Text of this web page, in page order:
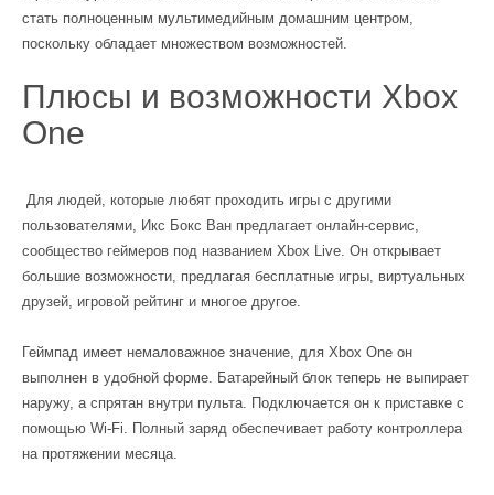
стать полноценным мультимедийным домашним центром,
поскольку обладает множеством возможностей.
Плюсы и возможности Xbox
One
Для людей, которые любят проходить игры с другими
пользователями, Икс Бокс Ван предлагает онлайн-сервис,
сообщество геймеров под названием Xbox Live. Он открывает
большие возможности, предлагая бесплатные игры, виртуальных
друзей, игровой рейтинг и многое другое.
Геймпад имеет немаловажное значение, для Xbox One он
выполнен в удобной форме. Батарейный блок теперь не выпирает
наружу, а спрятан внутри пульта. Подключается он к приставке с
помощью Wi-Fi. Полный заряд обеспечивает работу контроллера
на протяжении месяца.